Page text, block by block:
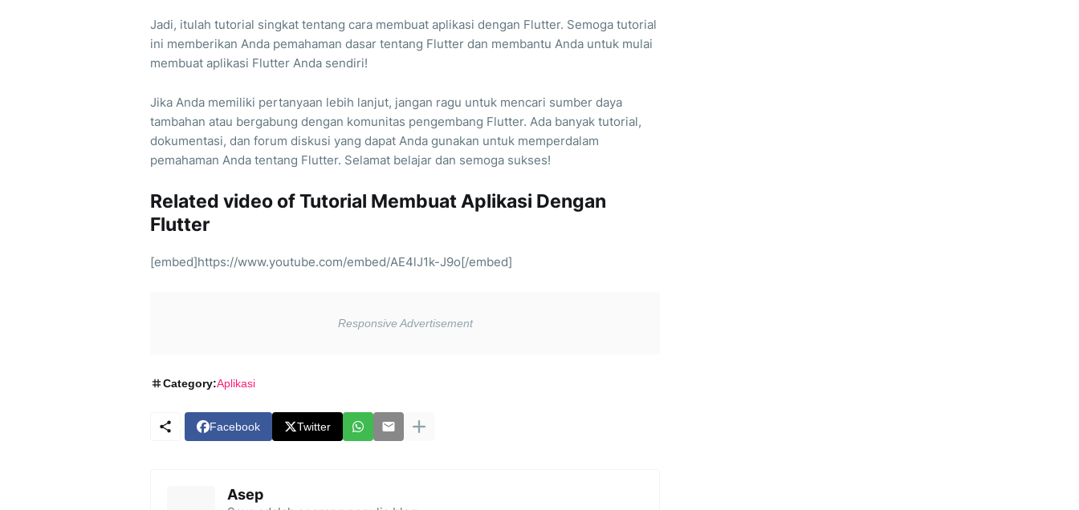
Jadi, itulah tutorial singkat tentang cara membuat aplikasi dengan Flutter. Semoga tutorial
ini memberikan Anda pemahaman dasar tentang Flutter dan membantu Anda untuk mulai
membuat aplikasi Flutter Anda sendiri!
Jika Anda memiliki pertanyaan lebih lanjut, jangan ragu untuk mencari sumber daya
tambahan atau bergabung dengan komunitas pengembang Flutter. Ada banyak tutorial,
dokumentasi, dan forum diskusi yang dapat Anda gunakan untuk memperdalam
pemahaman Anda tentang Flutter. Selamat belajar dan semoga sukses!
Related video of Tutorial Membuat Aplikasi Dengan
Flutter
[embed]https://www.youtube.com/embed/AE4lJ1k-J9o[/embed]
Category:Aplikasi
Facebook Twitter
Asep